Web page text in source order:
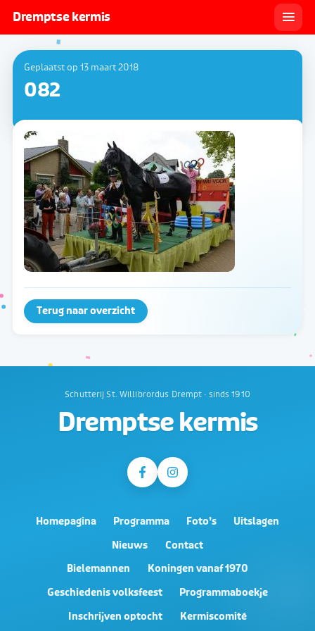
Dremptse kermis
Geplaatst op 13 maart 2018
082
Terug naar overzicht
Schutterij St. Willibrordus Drempt · sinds 1910
Dremptse kermis
Homepagina Programma Foto’s
Uitslagen
Nieuws
Contact
Bielemannen
Koningen vanaf 1970
Geschiedenis volksfeest
Programmaboekje
Inschrijven optocht
Kermiscomité